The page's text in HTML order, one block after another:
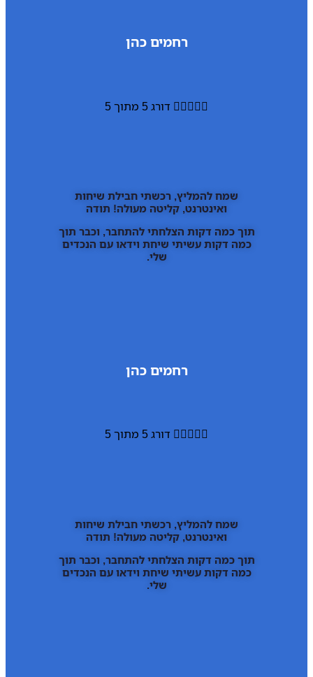
רחמים כהן
 דורג 5 מתוך 5
שמח להמליץ, רכשתי חבילת שיחות
ואינטרנט, קליטה מעולה! תודה
תוך כמה דקות הצלחתי להתחבר, וכבר תוך
כמה דקות עשיתי שיחת וידאו עם הנכדים
שלי.
רחמים כהן
 דורג 5 מתוך 5
שמח להמליץ, רכשתי חבילת שיחות
ואינטרנט, קליטה מעולה! תודה
תוך כמה דקות הצלחתי להתחבר, וכבר תוך
כמה דקות עשיתי שיחת וידאו עם הנכדים
שלי.